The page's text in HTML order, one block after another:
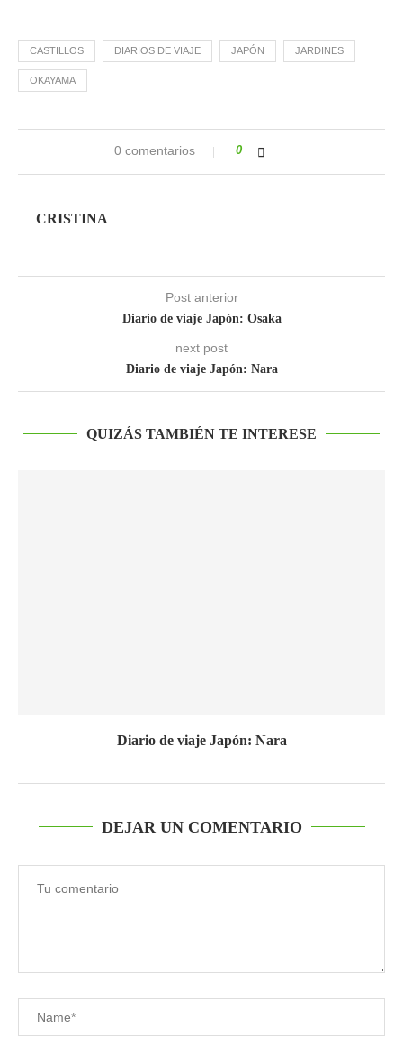
CASTILLOS DIARIOS DE VIAJE JAPÓN JARDINES
OKAYAMA
0 comentarios 0
CRISTINA
Post anterior
Diario de viaje Japón: Osaka
next post
Diario de viaje Japón: Nara
QUIZÁS TAMBIÉN TE INTERESE
Diario de viaje Japón: Nara
DEJAR UN COMENTARIO